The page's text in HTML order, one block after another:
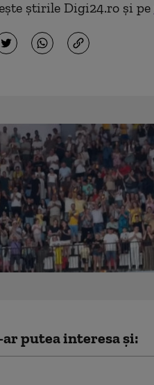
știrile Digi24.ro și pe
ar putea interesa și: